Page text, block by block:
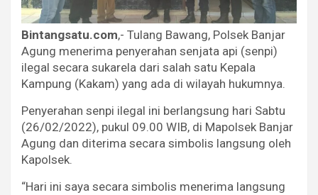
Bintangsatu.com,- Tulang Bawang, Polsek Banjar
Agung menerima penyerahan senjata api (senpi)
ilegal secara sukarela dari salah satu Kepala
Kampung (Kakam) yang ada di wilayah hukumnya.
Penyerahan senpi ilegal ini berlangsung hari Sabtu
(26/02/2022), pukul 09.00 WIB, di Mapolsek Banjar
Agung dan diterima secara simbolis langsung oleh
Kapolsek.
“Hari ini saya secara simbolis menerima langsung